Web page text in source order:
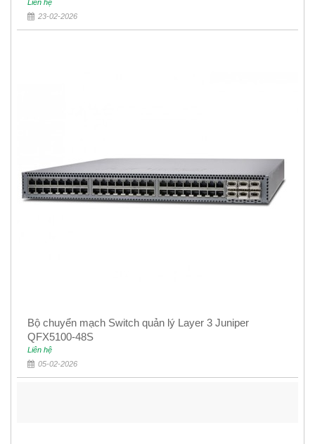
EX4400
Liên hệ
23-02-2026
Bộ chuyển mạch Switch quản lý Layer 3 Juniper
QFX5100-48S
Liên hệ
05-02-2026